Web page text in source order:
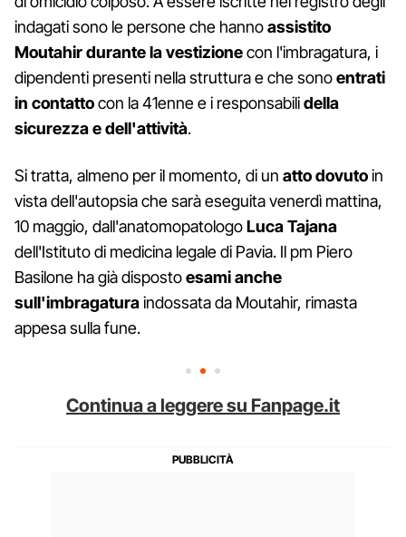
indagati sono le persone che hannoassistito
Moutahir durante la vestizionecon l'imbragatura, i
dipendenti presenti nella struttura e che sonoentrati
in contattocon la 41enne e i responsabilidella
sicurezza e dell'attività.
Si tratta, almeno per il momento, di un atto dovutoin
vista dell'autopsia che sarà eseguita venerdì mattina,
10 maggio, dall'anatomopatologoLuca Tajana
dell'Istituto di medicina legale di Pavia. Il pm Piero
Basilone ha già dispostoesami anche
sull'imbragaturaindossata da Moutahir, rimasta
appesa sulla fune.
Continua a leggere su Fanpage.it